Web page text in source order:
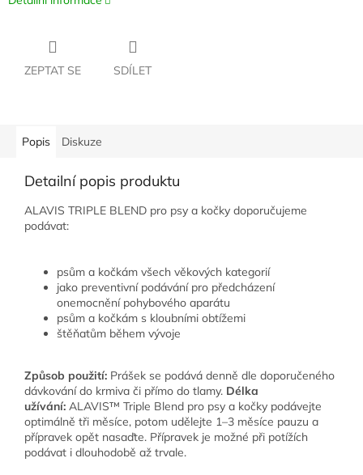
ZEPTAT SE SDÍLET
Popis Diskuze
Detailní popis produktu
ALAVIS TRIPLE BLEND pro psy a kočky doporučujeme
podávat:
psům a kočkám všech věkových kategorií
jako preventivní podávání pro předcházení
onemocnění pohybového aparátu
psům a kočkám s kloubními obtížemi
štěňatům během vývoje
Způsob použití: Prášek se podává denně dle doporučeného
dávkování do krmiva či přímo do tlamy. Délka
užívání: ALAVIS™ Triple Blend pro psy a kočky podávejte
optimálně tři měsíce, potom udělejte 1–3 měsíce pauzu a
přípravek opět nasaďte. Přípravek je možné při potížích
podávat i dlouhodobě až trvale.